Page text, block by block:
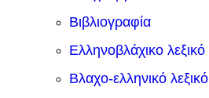
Βιβλιογραφία
Ελληνοβλάχικο λεξικό
Βλαχο-ελληνικό λεξικό